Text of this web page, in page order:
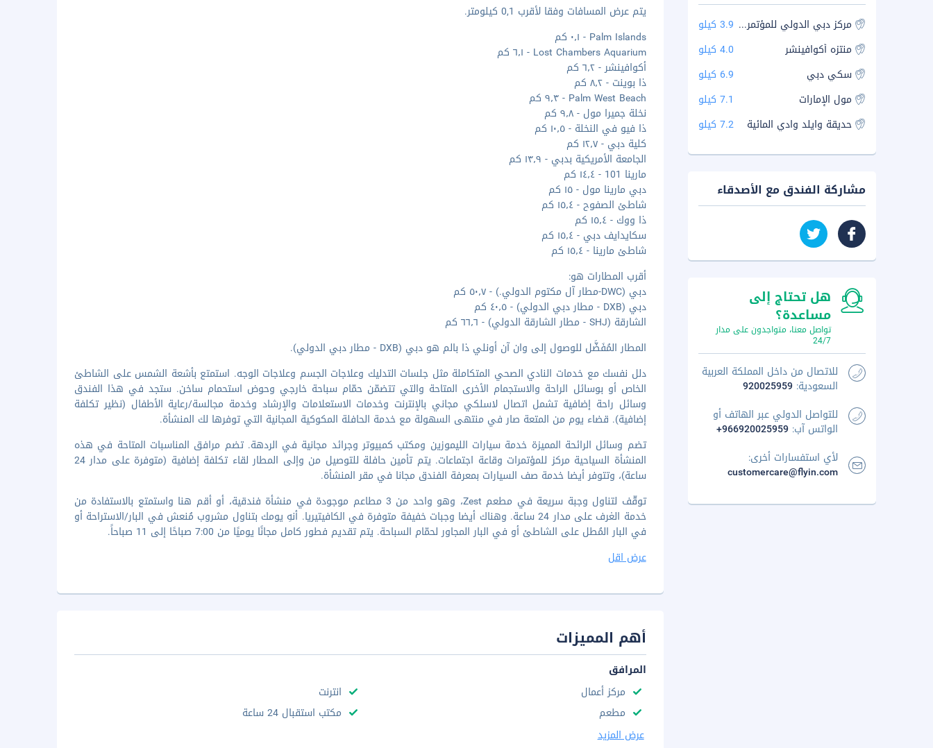
يتم عرض المسافات وفقا لأقرب 0,1 كيلومتر.
Palm Islands - ٠٫١ كم
Lost Chambers Aquarium - ٦٫١ كم
أكوافينشر - ٦٫٢ كم
ذا بوينت - ٨٫٢ كم
Palm West Beach - ٩٫٣ كم
نخلة جميرا مول - ٩٫٨ كم
ذا فيو في النخلة - ١٠٫٥ كم
كلية دبي - ١٢٫٧ كم
الجامعة الأمريكية بدبي - ١٣٫٩ كم
مارينا 101 - ١٤٫٤ كم
دبي مارينا مول - ١٥ كم
شاطئ الصفوح - ١٥٫٤ كم
ذا ووك - ١٥٫٤ كم
سكايدايف دبي - ١٥٫٤ كم
شاطئ مارينا - ١٥٫٤ كم
أقرب المطارات هو:
دبي (DWC-مطار آل مكتوم الدولي.) - ٥٠٫٧ كم
دبي (DXB - مطار دبي الدولي) - ٤٠٫٥ كم
الشارقة (SHJ - مطار الشارقة الدولي) - ٦٦٫٦ كم
المطار المُفَضَّل للوصول إلى وان آن أونلي ذا بالم هو دبي (DXB - مطار دبي الدولي).
دلل نفسك مع خدمات النادي الصحي المتكاملة مثل جلسات التدليك وعلاجات الجسم وعلاجات الوجه. استمتع بأشعة الشمس على الشاطئ
الخاص أو بوسائل الراحة والاستجمام الأخرى المتاحة والتي تتضمّن حمّام سباحة خارجي وحوض استحمام ساخن. ستجد في هذا الفندق
وسائل راحة إضافية تشمل اتصال لاسلكي مجاني بالإنترنت وخدمات الاستعلامات والإرشاد وخدمة مجالسة/رعاية الأطفال (نظير تكلفة
إضافية). قضاء يوم من المتعة صار في منتهى السهولة مع خدمة الحافلة المكوكية المجانية التي توفرها لك المنشأة.
تضم وسائل الرائحة المميزة خدمة سيارات الليموزين ومكتب كمبيوتر وجرائد مجانية في الردهة. تضم مرافق المناسبات المتاحة في هذه
المنشأة السياحية مركز للمؤتمرات وقاعة اجتماعات. يتم تأمين حافلة للتوصيل من وإلى المطار لقاء تكلفة إضافية (متوفرة على مدار 24
ساعة)، وتتوفر أيضا خدمة صف السيارات بمعرفة الفندق مجانا في مقر المنشأة.
توقّف لتناول وجبة سريعة في مطعم Zest، وهو واحد من 3 مطاعم موجودة في منشأة فندقية، أو أقم هنا واستمتع بالاستفادة من
خدمة الغرف على مدار 24 ساعة. وهناك أيضا وجبات خفيفة متوفرة في الكافيتيريا. أنهِ يومك بتناول مشروب مُنعش في البار/الاستراحة أو
في البار المُطل على الشاطئ أو في البار المجاور لحمّام السباحة. يتم تقديم فطور كامل مجانًا يوميًا من 7:00 صباحًا إلى 11 صباحاً.
عرض اقل
أهم المميزات
المرافق
مركز أعمال
انترنت
مطعم
مكتب استقبال 24 ساعة
عرض المزيد
مركز دبي الدولي للمؤتمرات والمعارض 3.9 كيلو
منتزه أكوافينشر
4.0 كيلو
سكي دبي
6.9 كيلو
مول الإمارات
7.1 كيلو
حديقة وايلد وادي المائية
7.2 كيلو
مشاركة الفندق مع الأصدقاء
هل تحتاج إلى
مساعدة؟
تواصل معنا، متواجدون على مدار
24/7
للاتصال من داخل المملكة العربية
السعودية: 920025959
للتواصل الدولي عبر الهاتف أو
الواتس آب: +966920025959
لأي استفسارات أخرى:
customercare@flyin.com